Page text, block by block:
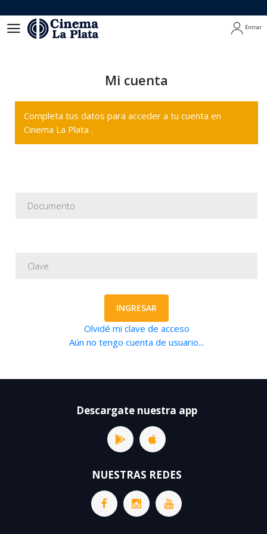
Entrar
Mi cuenta
Completa tus datos para acceder a tu cuenta en
Cinema La Plata .
INGRESAR
Olvidé mi clave de acceso
Aún no tengo cuenta de usuario...
Descargate nuestra app
NUESTRAS REDES